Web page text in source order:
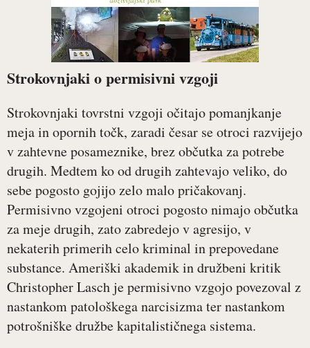
Strokovnjaki o permisivni vzgoji
Strokovnjaki tovrstni vzgoji očitajo pomanjkanje
meja in opornih točk, zaradi česar se otroci razvijejo
v zahtevne posameznike, brez občutka za potrebe
drugih. Medtem ko od drugih zahtevajo veliko, do
sebe pogosto gojijo zelo malo pričakovanj.
Permisivno vzgojeni otroci pogosto nimajo občutka
za meje drugih, zato zabredejo v agresijo, v
nekaterih primerih celo kriminal in prepovedane
substance. Ameriški akademik in družbeni kritik
Christopher Lasch je permisivno vzgojo povezoval z
nastankom patološkega narcisizma ter nastankom
potrošniške družbe kapitalističnega sistema.